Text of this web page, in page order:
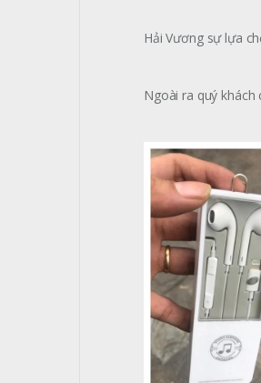
Hải Vương sự lựa
Ngoài ra quý